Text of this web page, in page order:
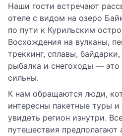
Наши гости встречают
отеле с видом на озеро
по пути к Курильским
Восхождения на вулканы,
треккинг, сплавы,
рыбалка и снегоходы —
сильны.
К нам обращаются люди,
интересны пакетные туры и
увидеть регион изнутри.
путешествия предполагают